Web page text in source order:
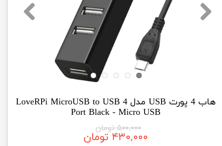
هاب 4 پورت USB مدل LoveRPi MicroUSB to USB 4
Port Black - Micro USB
۵۰۰,۰۰۰ تومان
۴۳۰,۰۰۰ تومان